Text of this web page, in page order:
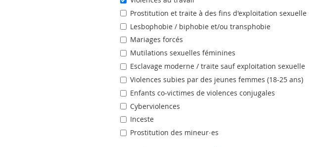
Prostitution et traite à des fins d'exploitation sexuelle
Lesbophobie / biphobie et/ou transphobie
Mariages forcés
Mutilations sexuelles féminines
Esclavage moderne / traite sauf exploitation sexuelle
Violences subies par des jeunes femmes (18-25 ans)
Enfants co-victimes de violences conjugales
Cyberviolences
Inceste
Prostitution des mineur·es